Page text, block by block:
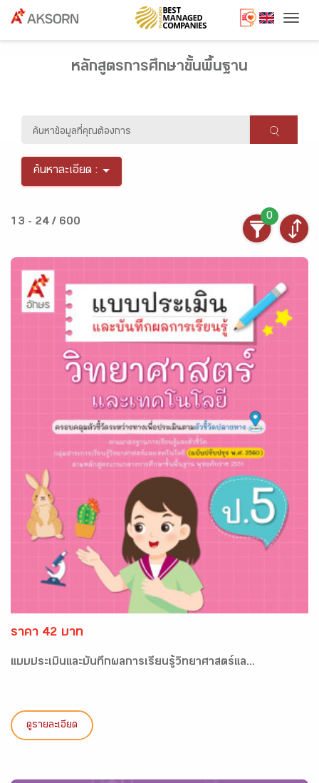
หลักสูตรการศึกษาขั้นพื้นฐาน
ค้นหาละเอียด :
13 - 24 / 600
0
ราคา 42 บาท
แบบประเมินและบันทึกผลการเรียนรู้วิทยาศาสตร์แล...
ดูรายละเอียด